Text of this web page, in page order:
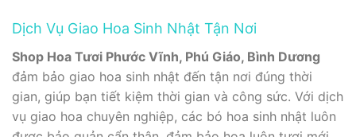
Dịch Vụ Giao Hoa Sinh Nhật Tận Nơi
Shop Hoa Tươi Phước Vĩnh, Phú Giáo, Bình Dương
đảm bảo giao hoa sinh nhật đến tận nơi đúng thời
gian, giúp bạn tiết kiệm thời gian và công sức. Với dịch
vụ giao hoa chuyên nghiệp, các bó hoa sinh nhật luôn